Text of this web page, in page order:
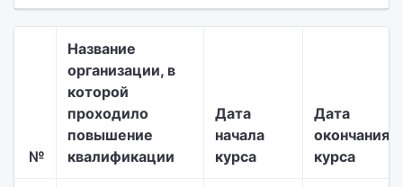
№
Название
организации, в
которой
проходило
повышение
квалификации
Дата
начала
курса
Дата
окончания
курса